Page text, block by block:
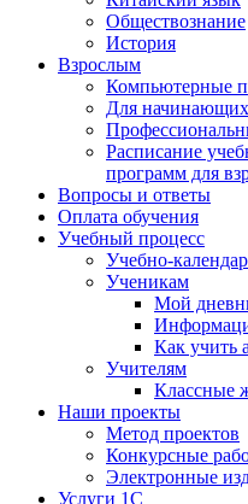
Обществознание
История
Взрослым
Компьютерные
Для начинающих
Расписание
программ для
Вопросы и ответы
Оплата обучения
Учебный процесс
Учебно-
Ученикам
Мой
Как учить
Учителям
Классные
Наши проекты
Метод проектов
Конкурсные
Электронные
Услуги 1C